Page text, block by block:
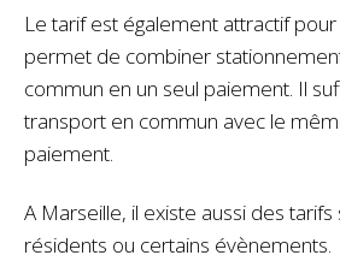
Le tarif est également attractif
permet de combiner
commun en un seul paiement. Il
transport en commun avec le
paiement.
A Marseille, il existe aussi des
résidents ou certains évènements.